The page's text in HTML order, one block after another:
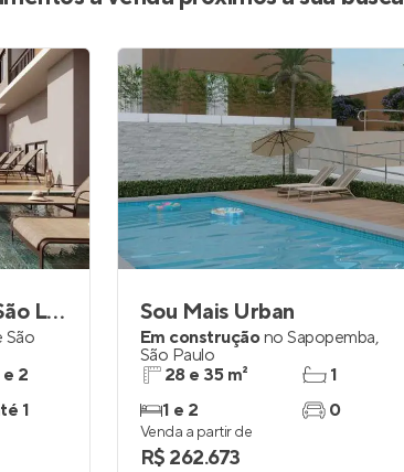
Upside Sky Parque São Lucas
São
e 2
1
Sou Mais Urban
Em construçãono Sapopemba,
São Paulo
28 e 35 m²
1 e 2
1
0
Venda a partir de
R$ 262.673